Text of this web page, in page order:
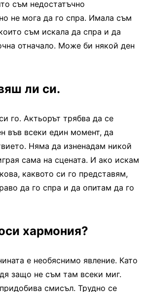
съм недостатъчно
не мога да го спра. Имала съм
съм искала да спра и да
отначало. Може би някой ден
ли си.
го. Актьорът трябва да се
във всеки един момент, да
Няма да изненадам никой
сама на сцената. И ако искам
каквото си го представям,
да го спра и да опитам да го
хармония?
е необяснимо явление. Като
защо не съм там всеки миг.
смисъл. Трудно се